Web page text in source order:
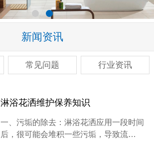
新闻资讯
常见问题 行业资讯
淋浴花洒维护保养知识
一、污垢的除去：淋浴花洒应用一段时间
后，很可能会堆积一些污垢，导致流…